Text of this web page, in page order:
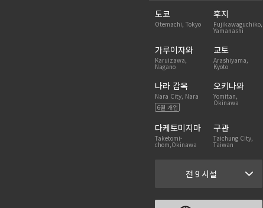
도쿄
Otemachi, Tokyo
후지
Fujikawaguchiko,
Yamanashi
가루이자와
Karuizawa,
Nagano
교토
Arashiyama,
Kyoto
나라 감옥
Nara City, Nara
6월 개업
오키나와
Yomitan,
Okinawa
다케토미지마
Taketomi-
chom,Okinawa
구관
Taichung City,
Taiwan
전 9 시설